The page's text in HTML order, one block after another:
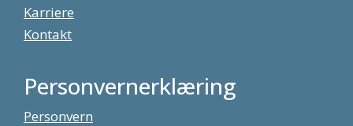
Karriere
Kontakt
Personvernerklæring
Personvern